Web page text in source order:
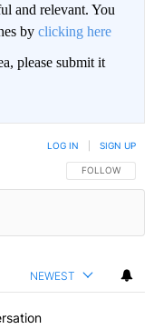
and relevant. You
by clicking here
please submit it
FOLLOW THIS
FOLLOW
LOG IN SIGN UP
NEWEST